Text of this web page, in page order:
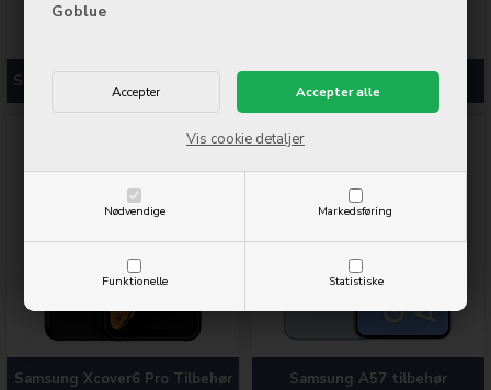
Goblue
Nødvendige Markedsføring
Funktionelle Statistiske
Vis cookie detaljer
Samsung Xcover 7 Pro tilbehør Samsung Xcover 7 tilbehør
Samsung Xcover6 Pro Tilbehør Samsung A57 tilbehør